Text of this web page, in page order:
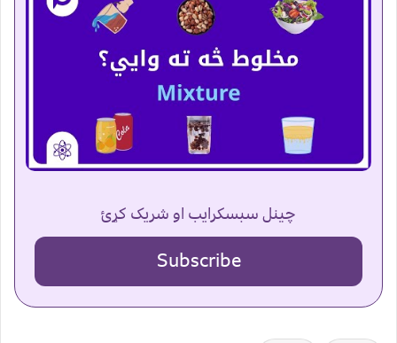
چینل سبسکرایب او شریک کړئ
Subscribe